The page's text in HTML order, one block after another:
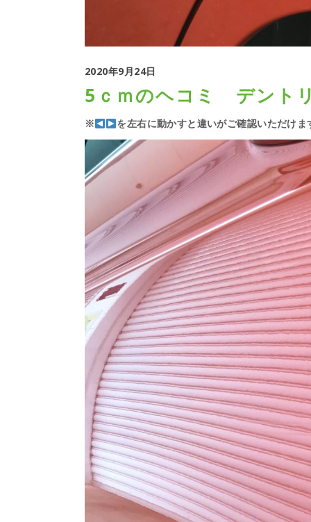
2020年9月24日
5ｃｍのヘコミ デント
※ を左右に動かすと違いがご確認いただけま